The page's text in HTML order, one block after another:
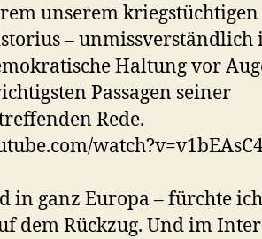
unserem kriegstüchtigen
– unmissverständlich
Haltung vor
Passagen seiner
Rede.
in ganz Europa – fürchte
dem Rückzug. Und im